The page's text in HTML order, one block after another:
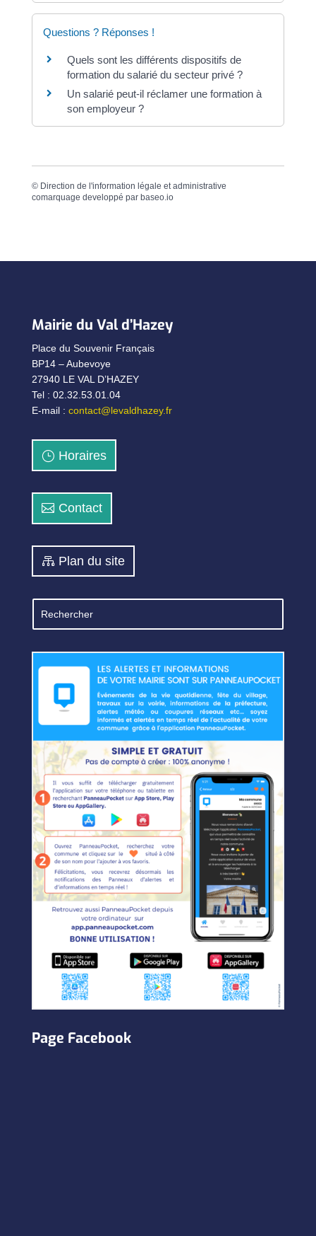
Questions ? Réponses !
Quels sont les différents dispositifs de
formation du salarié du secteur privé ?
Un salarié peut-il réclamer une formation à
son employeur ?
© Direction de l'information légale et administrative
comarquage developpé par baseo.io
Mairie du Val d’Hazey
Place du Souvenir Français
BP14 – Aubevoye
27940 LE VAL D’HAZEY
Tel : 02.32.53.01.04
E-mail : contact@levaldhazey.fr
Horaires
Contact
Plan du site
Page Facebook